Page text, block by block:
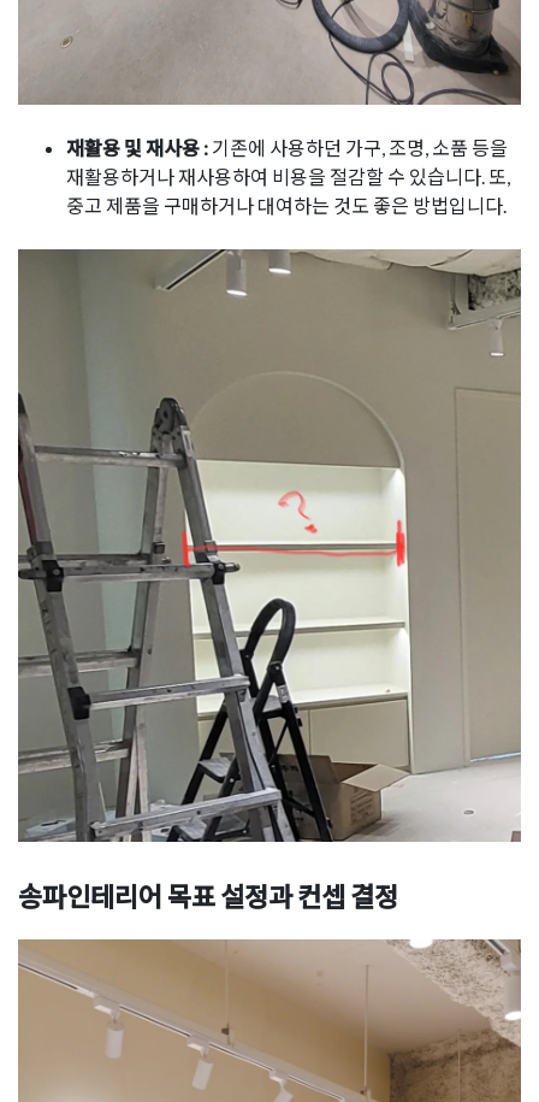
재활용 및 재사용 : 기존에 사용하던 가구, 조명, 소품 등을
재활용하거나 재사용하여 비용을 절감할 수 있습니다. 또,
중고 제품을 구매하거나 대여하는 것도 좋은 방법입니다.
송파인테리어 목표 설정과 컨셉 결정